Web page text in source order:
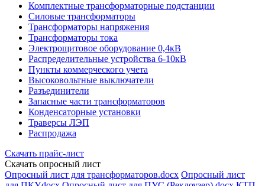
Комплектные трансформаторные подстанции
Силовые трансформаторы
Трансформаторы напряжения
Трансформаторы тока
Электрощитовое оборудование 0,4кВ
Распределительные устройства 6-10кВ
Пункты коммерческого учета
Высоковольтные выключатели
Разъединители
Запасные части трансформаторов
Конденсаторные установки
Траверсы ЛЭП
Распродажа
Скачать прайс-лист
Скачать опросный лист
Опросный лист для трансформаторов.docx Опросный лист